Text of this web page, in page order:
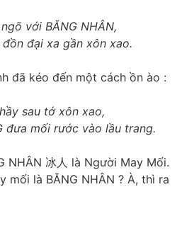
với BĂNG NHÂN,
xa gần xôn xao.
đã kéo đến một cách ồn ào :
sau tớ xôn xao,
rước vào lầu trang.
冰人 là Người May Mối.
mối là BĂNG NHÂN ? À, thì ra